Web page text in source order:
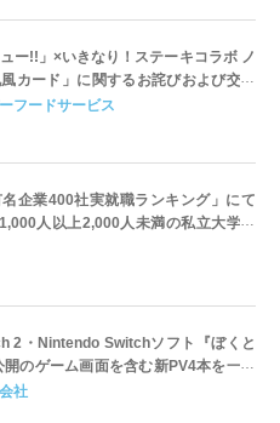
ー!!」×いきなり！ステーキコラボ ノ
カード」に関するお詫びおよび交換
案内
フードサービス
企業400社実就職ランキング」にて
人以上2,000人未満の私立大学で
！～実就職率は26.5%（前年比＋
京の私立大学でも10位にランクイン
2・Nintendo Switchソフト『ぼくと
のゲーム画面を含む新PV4本を一挙
社